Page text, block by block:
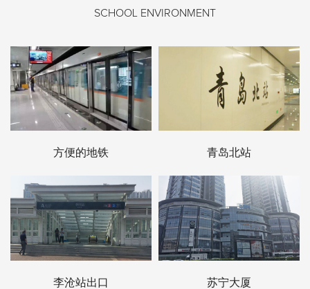
SCHOOL ENVIRONMENT
方便的地铁 青岛北站
李沧站出口 苏宁大厦